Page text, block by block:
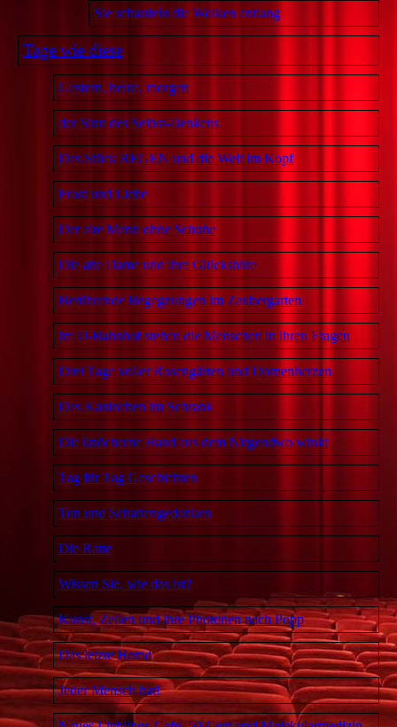
Sie schaufeln die Wolken entlang
Tage wie diese
Gestern, heute, morgen
der Sinn des Selbst-Denkens
Das Stück REGEN und die Welt im Kopf
Frost und Liebe
Der alte Mann ohne Schuhe
Die alte Dame und ihre Glückshüte
Berührende Begegnungen im Zaubergarten
Im U-Bahnhof stehen die Menschen in ihren Fragen
Drei Tage voller Rosengärten und Dornenherzen
Das Kaninchen im Schrank
Die knöcherne Hand aus dem Nirgendwo winkt
Tag für Tag Geschichten
Ton und Schattengedanken
Die Ratte
Wissen Sie, wie das ist?
Kunst, Zellen und ihre Photonen nach Popp
Das letzte Hemd
Jeder Mensch hat!